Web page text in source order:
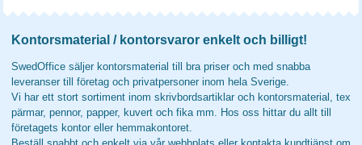
Kontorsmaterial / kontorsvaror enkelt och billigt!
SwedOffice säljer kontorsmaterial till bra priser och med snabba
leveranser till företag och privatpersoner inom hela Sverige.
Vi har ett stort sortiment inom skrivbordsartiklar och kontorsmaterial, tex
pärmar, pennor, papper, kuvert och fika mm. Hos oss hittar du allt till
företagets kontor eller hemmakontoret.